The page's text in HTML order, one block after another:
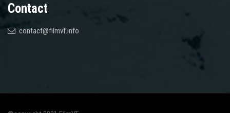
Contact
contact@filmvf.info